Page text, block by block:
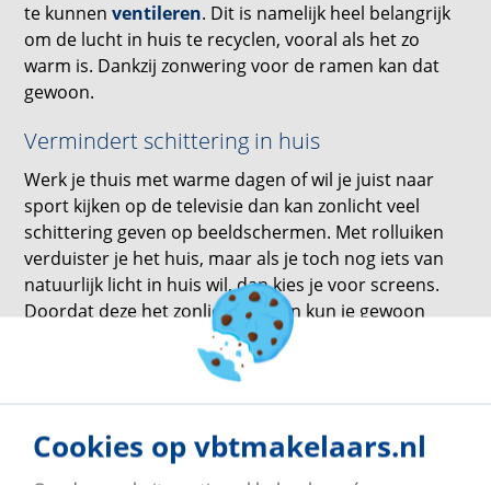
te kunnenventileren. Dit is namelijk heel belangrijk
om de lucht in huis te recyclen, vooral als het zo
warm is. Dankzij zonwering voor de ramen kan dat
gewoon.
Vermindert schittering in huis
Werk je thuis met warme dagen of wil je juist naar
sport kijken op de televisie dan kan zonlicht veel
schittering geven op beeldschermen. Met rolluiken
verduister je het huis, maar als je toch nog iets van
natuurlijk licht in huis wil, dan kies je voor screens.
Doordat deze het zonlicht filteren kun je gewoon
naar je beeldschermen kijken, zonder schittering. Zo
zit je lekker met je laptop bij het raam, zonder met de
Let op het uiterlijk van de gevel
Zonwering bepaalt voor een groot deel het uiterlijk
Cookies op vbtmakelaars.nl